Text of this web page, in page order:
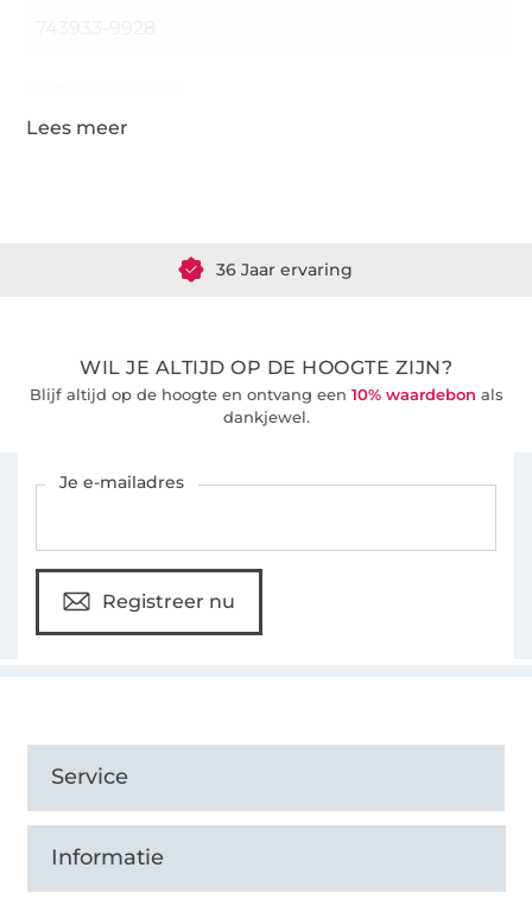
36 Jaar ervaring
WIL JE ALTIJD OP DE HOOGTE ZIJN?
Blijf altijd op de hoogte en ontvang een 10% waardebon als
dankjewel.
Je e-mailadres
Registreer nu
Service
Informatie